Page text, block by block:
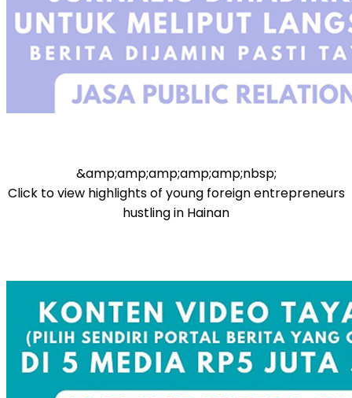
&amp;amp;amp;amp;amp;nbsp;
Click to view highlights of young foreign entrepreneurs
hustling in Hainan